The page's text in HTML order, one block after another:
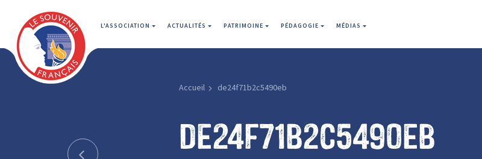
L'ASSOCIATION ACTUALITÉS PATRIMOINE PÉDAGOGIE MÉDIAS
Accueil de24f71b2c5490eb
de24f71b2c5490eb